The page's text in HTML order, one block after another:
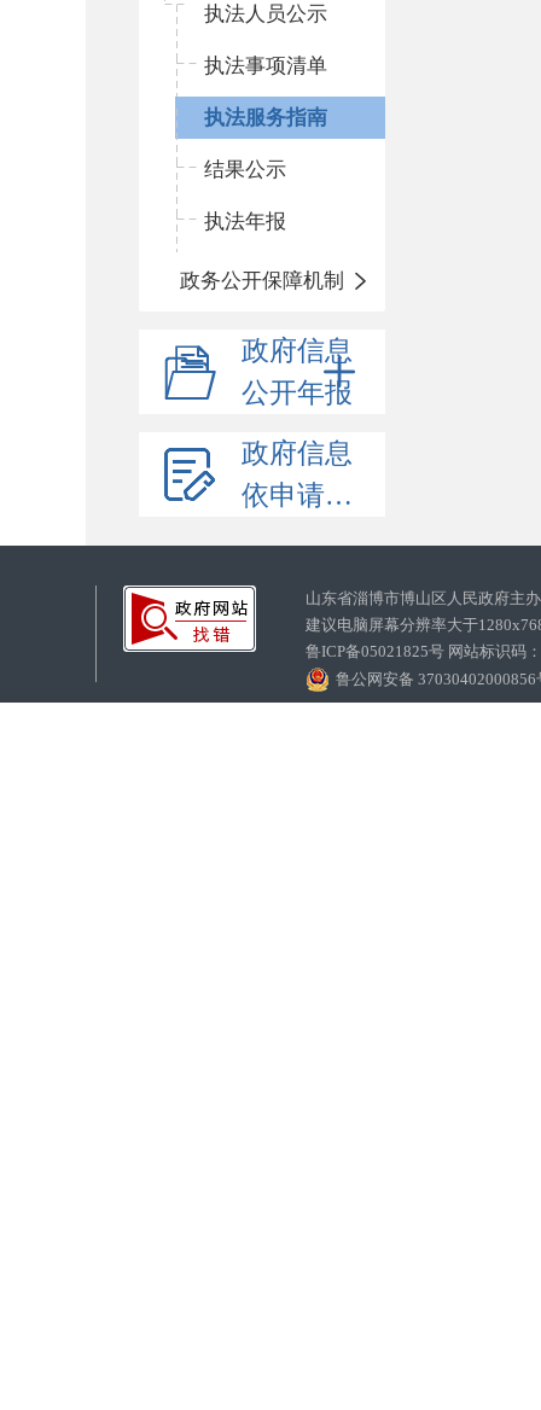
执法人员公示
执法事项清单
执法服务指南
结果公示
执法年报
政务公开保障机制
政府信息
公开年报
政府信息
依申请公开
山东省淄博市博山区人民政府
建议电脑屏幕分辨率大于
鲁ICP备05021825号 网站标识码
鲁公网安备 37030402000856